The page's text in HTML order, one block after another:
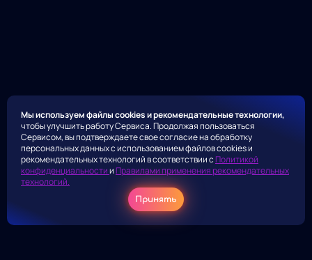
Мы используем файлы cookies и рекомендательные технологии,
чтобы улучшить работу Сервиса. Продолжая пользоваться
Сервисом, вы подтверждаете свое согласие на обработку
персональных данных с использованием файлов cookies и
рекомендательных технологий в соответствии с Политикой
конфиденциальностии Правилами применения рекомендательных
технологий.
Принять